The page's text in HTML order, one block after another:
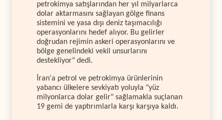
petrokimya satışlarından her yıl milyarlarca
dolar aktarmasını sağlayan gölge finans
sistemini ve yasa dışı deniz taşımacılığı
operasyonlarını hedef alıyor. Bu gelirler
doğrudan rejimin askeri operasyonlarını ve
bölge genelindeki vekil unsurlarını
destekliyor" dedi.
İran'a petrol ve petrokimya ürünlerinin
yabancı ülkelere sevkiyatı yoluyla "yüz
milyonlarca dolar gelir" sağlamakla suçlanan
19 gemi de yaptırımlarla karşı karşıya kaldı.